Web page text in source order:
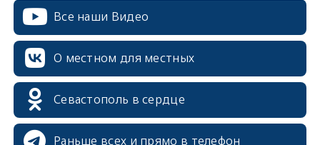
Все наши Видео
О местном для местных
Севастополь в сердце
Раньше всех и прямо в телефон